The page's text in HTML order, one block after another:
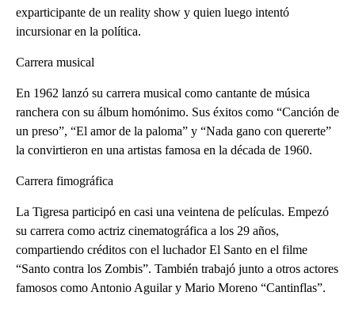
exparticipante de un reality show y quien luego intentó
incursionar en la política.
Carrera musical
En 1962 lanzó su carrera musical como cantante de música
ranchera con su álbum homónimo. Sus éxitos como “Canción de
un preso”, “El amor de la paloma” y “Nada gano con quererte”
la convirtieron en una artistas famosa en la década de 1960.
Carrera fimográfica
La Tigresa participó en casi una veintena de películas. Empezó
su carrera como actriz cinematográfica a los 29 años,
compartiendo créditos con el luchador El Santo en el filme
“Santo contra los Zombis”. También trabajó junto a otros actores
famosos como Antonio Aguilar y Mario Moreno “Cantinflas”.